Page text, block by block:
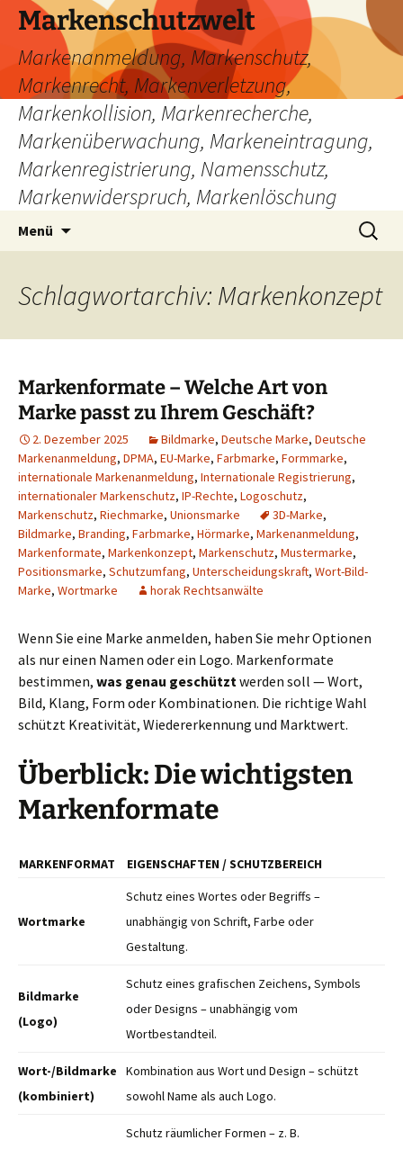
Zum
Inhalt
springen
Markenschutzwelt
Markenanmeldung, Markenschutz,
Markenrecht, Markenverletzung,
Markenkollision, Markenrecherche,
Markenüberwachung, Markeneintragung,
Markenregistrierung, Namensschutz,
Markenwiderspruch, Markenlöschung
Menü
Suchen
nach:
Schlagwortarchiv: Markenkonzept
Markenformate – Welche Art von
Marke passt zu Ihrem Geschäft?
2. Dezember 2025 Bildmarke, Deutsche Marke, Deutsche
Markenanmeldung, DPMA, EU-Marke, Farbmarke, Formmarke,
internationale Markenanmeldung, Internationale Registrierung,
internationaler Markenschutz, IP-Rechte, Logoschutz,
Markenschutz, Riechmarke, Unionsmarke 3D-Marke,
Bildmarke, Branding, Farbmarke, Hörmarke, Markenanmeldung,
Markenformate, Markenkonzept, Markenschutz, Mustermarke,
Positionsmarke, Schutzumfang, Unterscheidungskraft, Wort-Bild-
Marke, Wortmarke horak Rechtsanwälte
Wenn Sie eine Marke anmelden, haben Sie mehr Optionen
als nur einen Namen oder ein Logo. Markenformate
bestimmen, was genau geschütztwerden soll — Wort,
Bild, Klang, Form oder Kombinationen. Die richtige Wahl
schützt Kreativität, Wiedererkennung und Marktwert.
Überblick: Die wichtigsten
Markenformate
MARKENFORMAT EIGENSCHAFTEN / SCHUTZBEREICH
Wortmarke
Schutz eines Wortes oder Begriffs –
unabhängig von Schrift, Farbe oder
Gestaltung.
Bildmarke
(Logo)
Schutz eines grafischen Zeichens, Symbols
oder Designs – unabhängig vom
Wortbestandteil.
Wort-/Bildmarke
(kombiniert)
Kombination aus Wort und Design – schützt
sowohl Name als auch Logo.
Schutz räumlicher Formen – z. B.